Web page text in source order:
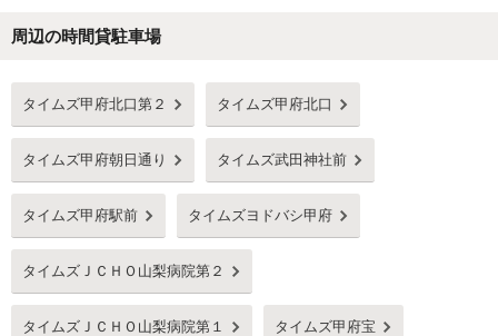
周辺の時間貸駐車場
タイムズ甲府北口第２ タイムズ甲府北口
タイムズ甲府朝日通り タイムズ武田神社前
タイムズ甲府駅前 タイムズヨドバシ甲府
タイムズＪＣＨＯ山梨病院第２
タイムズＪＣＨＯ山梨病院第１ タイムズ甲府宝